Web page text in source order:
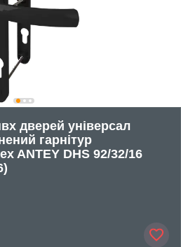
дверей універсал
гарнітур
ANTEY DHS 92/32/16